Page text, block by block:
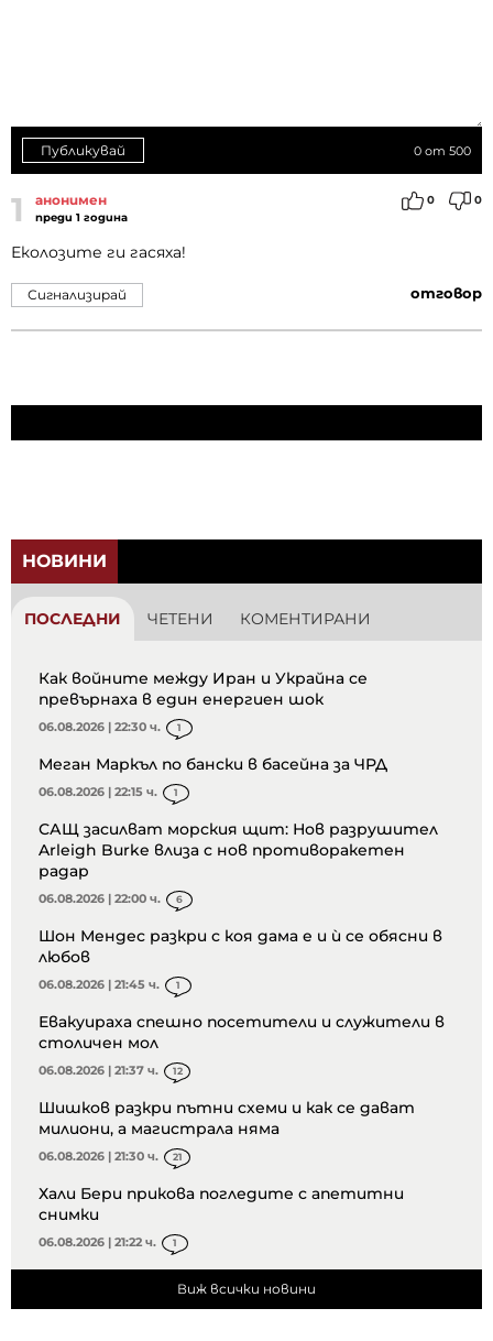
0 от 500
Публикувай
1 анонимен
преди 1 година
0 0
Еколозите ги гасяха!
отговор
Сигнализирай
НОВИНИ
ПОСЛЕДНИ ЧЕТЕНИ КОМЕНТИРАНИ
Как войните между Иран и Украйна се
превърнаха в един енергиен шок
06.08.2026 | 22:30 ч. 1
Меган Маркъл по бански в басейна за ЧРД
06.08.2026 | 22:15 ч. 1
САЩ засилват морския щит: Нов разрушител
Arleigh Burke влиза с нов противоракетен
радар
06.08.2026 | 22:00 ч. 6
Шон Мендес разкри с коя дама е и ѝ се обясни в
любов
06.08.2026 | 21:45 ч. 1
Евакуираха спешно посетители и служители в
столичен мол
06.08.2026 | 21:37 ч. 12
Шишков разкри пътни схеми и как се дават
милиони, а магистрала няма
06.08.2026 | 21:30 ч. 21
Хали Бери прикова погледите с апетитни
снимки
06.08.2026 | 21:22 ч. 1
Виж всички новини